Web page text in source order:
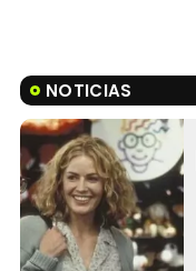
NOTICIAS